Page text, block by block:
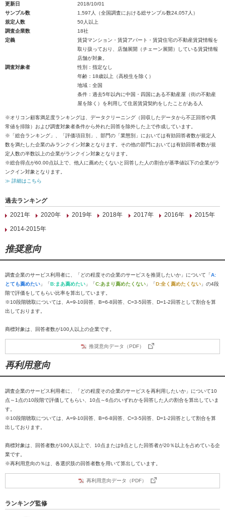
更新日
2018/10/01
サンプル数
1,597人（全国調査における総サンプル数24,057人）
規定人数
50人以上
調査企業数
18社
定義
賃貸マンション・賃貸アパート・賃貸住宅の不動産賃貸情報を
取り扱っており、店舗展開（チェーン展開）している賃貸情報
店舗が対象。
調査対象者
性別：指定なし
年齢：18歳以上（高校生を除く）
地域：全国
条件：過去5年以内に中国・四国にある不動産屋（街の不動産
屋を除く）を利用して住居賃貸契約をしたことがある人
※オリコン顧客満足度ランキングは、データクリーニング（回収したデータから不正回答や異
常値を排除）および調査対象者条件から外れた回答を除外した上で作成しています。
※「総合ランキング」、「評価項目別」、部門の「業態別」においては有効回答者数が規定人
数を満たした企業のみランクイン対象となります。その他の部門においては有効回答者数が規
定人数の半数以上の企業がランクイン対象となります。
※総合得点が60.00点以上で、他人に薦めたくないと回答した人の割合が基準値以下の企業がラ
ンクイン対象となります。
≫ 詳細はこちら
過去ランキング
2021年
2020年 2019年 2018年 2017年 2016年
2015年
2014-2015年
推奨意向
調査企業のサービス利用者に、「どの程度その企業のサービスを推奨したいか」について「A:
とても薦めたい 」「B:まあ薦めたい 」「C:あまり薦めたくない 」「D:全く薦めたくない 」の4段
階で評価をしてもらい比率を算出しています。
※10段階聴取については、A=9-10回答、B=6-8回答、C=3-5回答、D=1-2回答として割合を算
出しております。
商標対象は、回答者数が100人以上の企業です。
推奨意向データ（PDF）
再利用意向
調査企業のサービス利用者に、「どの程度その企業のサービスを再利用したいか」について10
点～1点の10段階で評価してもらい、10点～6点のいずれかを回答した人の割合を算出していま
す。
※10段階聴取については、A=9-10回答、B=6-8回答、C=3-5回答、D=1-2回答として割合を算
出しております。
商標対象は、回答者数が100人以上で、10点または9点とした回答者が20％以上を占めている企
業です。
※再利用意向の％は、各選択肢の回答者数を用いて算出しています。
再利用意向データ（PDF）
ランキング監修